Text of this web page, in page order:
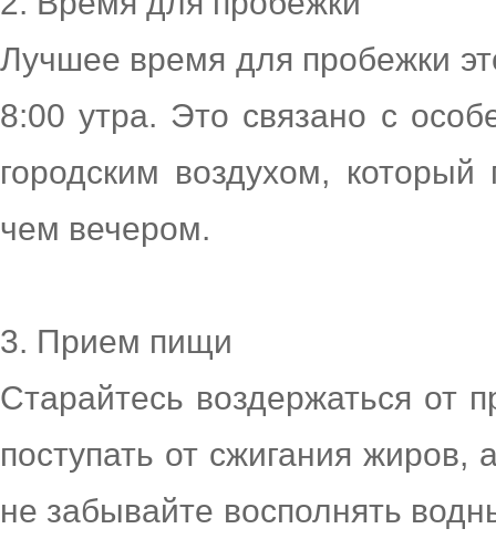
Лучшее время для пробежки
8:00 утра. Это связано с
городским воздухом,
чем вечером.
3. Прием пищи
Старайтесь воздержаться от
поступать от сжигания
не забывайте восполнять